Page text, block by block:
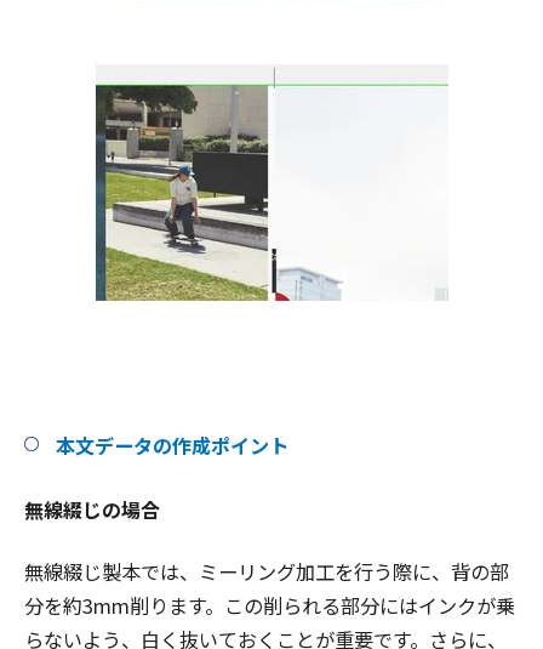
本文データの作成ポイント
無線綴じの場合
無線綴じ製本では、ミーリング加工を行う際に、背の部
分を約3mm削ります。この削られる部分にはインクが乗
らないよう、白く抜いておくことが重要です。さらに、